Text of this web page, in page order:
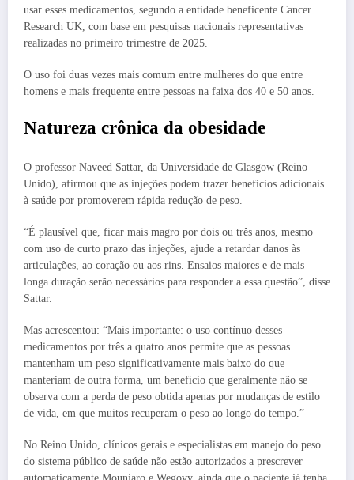
usar esses medicamentos, segundo a entidade beneficente Cancer
Research UK, com base em pesquisas nacionais representativas
realizadas no primeiro trimestre de 2025.
O uso foi duas vezes mais comum entre mulheres do que entre
homens e mais frequente entre pessoas na faixa dos 40 e 50 anos.
Natureza crônica da obesidade
O professor Naveed Sattar, da Universidade de Glasgow (Reino
Unido), afirmou que as injeções podem trazer benefícios adicionais
à saúde por promoverem rápida redução de peso.
“É plausível que, ficar mais magro por dois ou três anos, mesmo
com uso de curto prazo das injeções, ajude a retardar danos às
articulações, ao coração ou aos rins. Ensaios maiores e de mais
longa duração serão necessários para responder a essa questão”, disse
Sattar.
Mas acrescentou: “Mais importante: o uso contínuo desses
medicamentos por três a quatro anos permite que as pessoas
mantenham um peso significativamente mais baixo do que
manteriam de outra forma, um benefício que geralmente não se
observa com a perda de peso obtida apenas por mudanças de estilo
de vida, em que muitos recuperam o peso ao longo do tempo.”
No Reino Unido, clínicos gerais e especialistas em manejo do peso
do sistema público de saúde não estão autorizados a prescrever